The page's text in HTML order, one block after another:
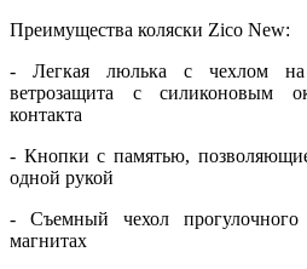
Преимущества коляски Zico New:
- Легкая люлька с чехлом на
ветрозащита с силиконовым
контакта
- Кнопки с памятью,
одной рукой
- Съемный чехол
магнитах